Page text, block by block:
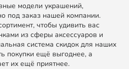
модели украшений,
под заказ нашей компании.
чтобы удивить вас
из сферы аксессуаров и
система скидок для наших
покупки ещё выгоднее, а
их ещё приятнее.